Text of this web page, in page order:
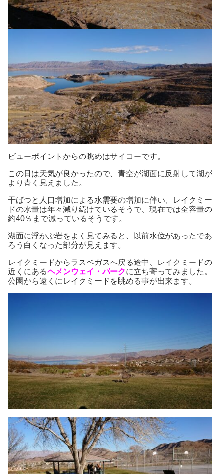
ビューポイントからの眺めはサイコーです。
この日は天気が良かったので、青空が湖面に反射して湖が
より青く見えました。
干ばつと人口増加による水需要の増加に伴い、レイクミー
ドの水量は年々減り続けているそうで、現在では全容量の
約40％まで減っているそうです。
湖面に浮かぶ岩をよく見てみると、以前水位があったであ
ろう白くなった部分が見えます。
レイクミードからラスベガスへ戻る途中、レイクミードの
近くにあるヘメンウェイ・パークに立ち寄ってみました。
公園から遠くにレイクミードを眺める事が出来ます。